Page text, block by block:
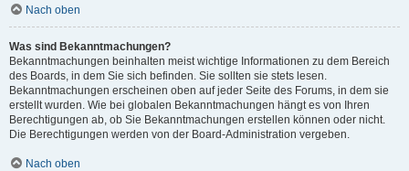
Nach oben
Was sind Bekanntmachungen?
Bekanntmachungen beinhalten meist wichtige Informationen zu dem Bereich
des Boards, in dem Sie sich befinden. Sie sollten sie stets lesen.
Bekanntmachungen erscheinen oben auf jeder Seite des Forums, in dem sie
erstellt wurden. Wie bei globalen Bekanntmachungen hängt es von Ihren
Berechtigungen ab, ob Sie Bekanntmachungen erstellen können oder nicht.
Die Berechtigungen werden von der Board-Administration vergeben.
Nach oben